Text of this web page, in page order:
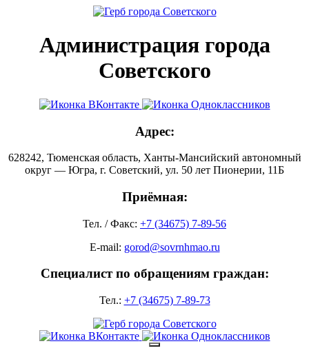
Администрация города
Советского
Адрес:
628242, Тюменская область, Ханты-Мансийский автономный
округ — Югра, г. Советский, ул. 50 лет Пионерии, 11Б
Приёмная:
Тел. / Факс: +7 (34675) 7-89-56
E-mail: gorod@sovrnhmao.ru
Специалист по обращениям граждан:
Тел.: +7 (34675) 7-89-73